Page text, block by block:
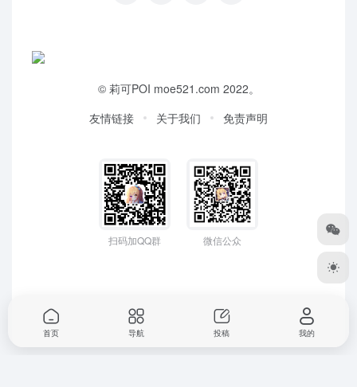
© 莉可POI moe521.com 2022。
友情链接
关于我们 免责声明
扫码加QQ群 微信公众
首页 导航 投稿 我的